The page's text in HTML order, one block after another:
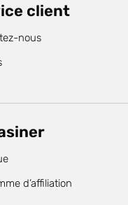
client
nous
d’affiliation